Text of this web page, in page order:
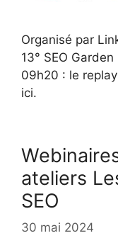
Organisé par
13° SEO
09h20 : le
ici.
ateliers
SEO
30 mai 2024